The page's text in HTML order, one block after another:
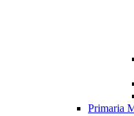
Primaria